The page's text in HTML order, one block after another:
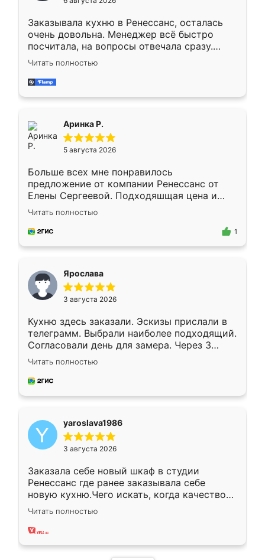
мебели буду заказывать только здесь.
Заказывала кухню в Ренессанс, осталась
очень довольна. Менеджер всё быстро
посчитала, на вопросы отвечала сразу.
Замерщик приехал в субботу, подошёл к
делу со всей ответственностью. Собрали
за день, ребята работали аккуратно, даже
Читать полностью
Аринка Р.
5 августа 2026
Больше всех мне понравилось
предложение от компании Ренессанс от
Елены Сергеевой. Подходяшщая цена и
короткие сроки изготовления. Приехавший
для замера сотрудник Владислав
предложил по моему эскизу самый
Читать полностью
1
Ярослава
3 августа 2026
Кухню здесь заказали. Эскизы прислали в
телеграмм. Выбрали наиболее подходящий.
Согласовали день для замера. Через 3
недели кухня была уже готова. Остались
довольны работой. Спасибо Ренессанс
мебель за качественную работу!
Читать полностью
yaroslava1986
3 августа 2026
Заказала себе новый шкаф в студии
Ренессанс где ранее заказывала себе
новую кухню.Чего искать, когда качеством
вполне довольна. Служит кухня уже почти
два года, нареканий нет.
Читать полностью